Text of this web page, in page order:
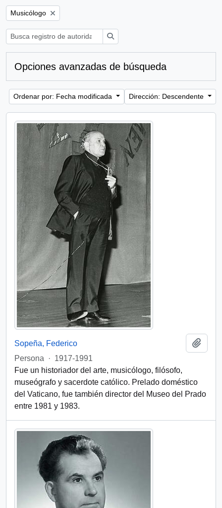
Remove filter:
Musicólogo
Opciones avanzadas de búsqueda
Ordenar por: Fecha modificada Dirección: Descendente
Sopeña, Federico
Persona
· 1917-1991
Fue un historiador del arte, musicólogo, filósofo,
museógrafo y sacerdote católico. Prelado doméstico
del Vaticano, fue también director del Museo del Prado
entre 1981 y 1983.